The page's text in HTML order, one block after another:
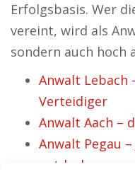
Erfolgsbasis. Wer
vereint, wird als
sondern auch hoch
Anwalt Lebach
Verteidiger
Anwalt Aach –
Anwalt Pegau
entdecken.